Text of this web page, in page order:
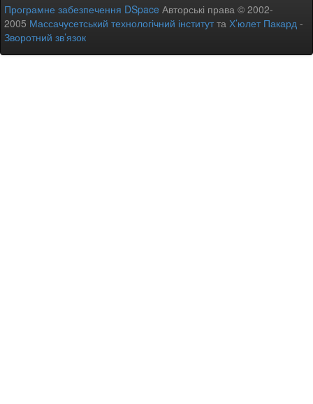
Програмне забезпечення DSpace Авторські права © 2002-
2005 Массачусетський технологічний інститутта Х’юлет Пакард -
Зворотний зв’язок